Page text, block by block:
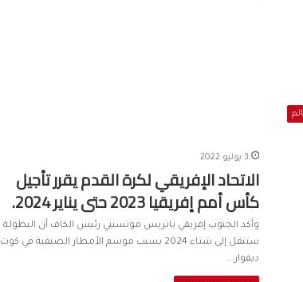
3 يوليو 2022
الاتحاد الإفريقي لكرة القدم يقرر تأجيل
كأس أمم إفريقيا 2023 حتى يناير 2024.
وأكد الجنوب إفريقي باتريس موتسيبي رئيس الكاف أن البطولة
ستنقل إلى شتاء 2024 بسبب موسم الأمطار الصيفية في كوت
ديفوار.…